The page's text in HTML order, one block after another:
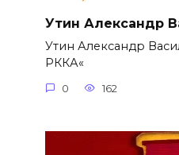
Утин Александр
Утин Александр
РККА«
0 162